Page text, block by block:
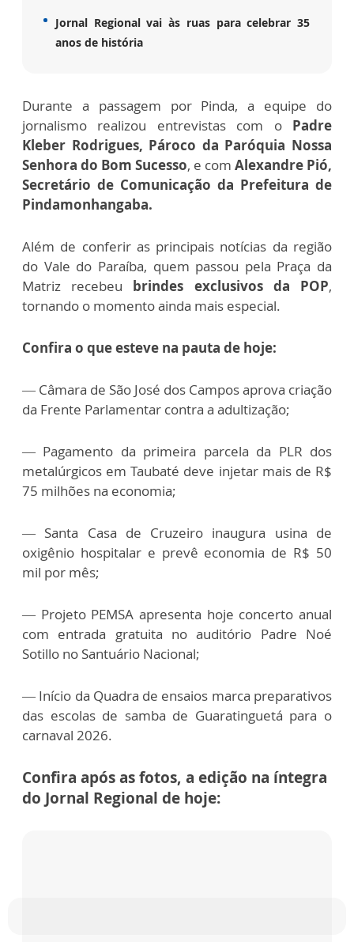
Jornal Regional vai às ruas para celebrar 35
anos de história
Durante a passagem por Pinda, a equipe do
jornalismo realizou entrevistas com o Padre
Kleber Rodrigues, Pároco da Paróquia Nossa
Senhora do Bom Sucesso, e com Alexandre Pió,
Secretário de Comunicação da Prefeitura de
Pindamonhangaba.
Além de conferir as principais notícias da região
do Vale do Paraíba, quem passou pela Praça da
Matriz recebeu brindes exclusivos da POP,
tornando o momento ainda mais especial.
Confira o que esteve na pauta de hoje:
— Câmara de São José dos Campos aprova criação
da Frente Parlamentar contra a adultização;
— Pagamento da primeira parcela da PLR dos
metalúrgicos em Taubaté deve injetar mais de R$
75 milhões na economia;
— Santa Casa de Cruzeiro inaugura usina de
oxigênio hospitalar e prevê economia de R$ 50
mil por mês;
— Projeto PEMSA apresenta hoje concerto anual
com entrada gratuita no auditório Padre Noé
Sotillo no Santuário Nacional;
— Início da Quadra de ensaios marca preparativos
das escolas de samba de Guaratinguetá para o
carnaval 2026.
Confira após as fotos, a edição na íntegra
do Jornal Regional de hoje: